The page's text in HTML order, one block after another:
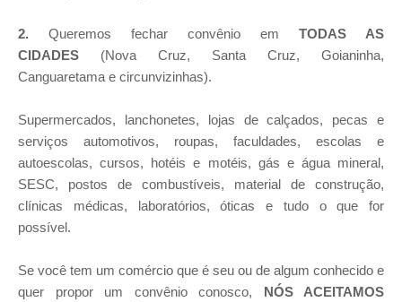
2. Queremos fechar convênio em TODAS AS
CIDADES (Nova Cruz, Santa Cruz, Goianinha,
Canguaretama e circunvizinhas).
Supermercados, lanchonetes, lojas de calçados, pecas e
serviços automotivos, roupas, faculdades, escolas e
autoescolas, cursos, hotéis e motéis, gás e água mineral,
SESC, postos de combustíveis, material de construção,
clínicas médicas, laboratórios, óticas e tudo o que for
possível.
Se você tem um comércio que é seu ou de algum conhecido e
quer propor um convênio conosco, NÓS ACEITAMOS